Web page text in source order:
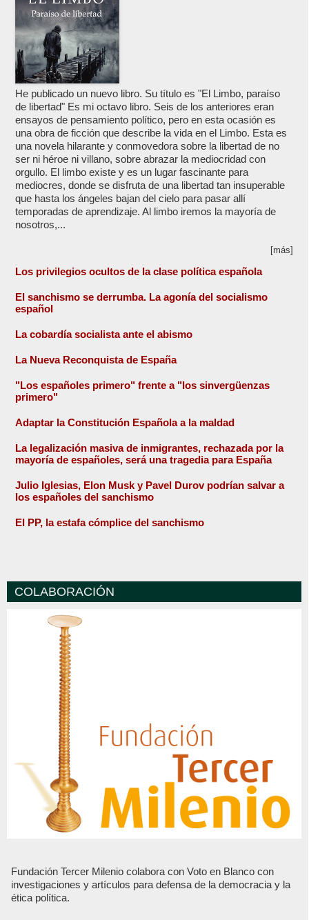
He publicado un nuevo libro. Su título es "El Limbo, paraíso
de libertad" Es mi octavo libro. Seis de los anteriores eran
ensayos de pensamiento político, pero en esta ocasión es
una obra de ficción que describe la vida en el Limbo. Esta es
una novela hilarante y conmovedora sobre la libertad de no
ser ni héroe ni villano, sobre abrazar la mediocridad con
orgullo. El limbo existe y es un lugar fascinante para
mediocres, donde se disfruta de una libertad tan insuperable
que hasta los ángeles bajan del cielo para pasar allí
temporadas de aprendizaje. Al limbo iremos la mayoría de
nosotros,...
[más]
Los privilegios ocultos de la clase política española
El sanchismo se derrumba. La agonía del socialismo
español
La cobardía socialista ante el abismo
La Nueva Reconquista de España
"Los españoles primero" frente a "los sinvergüenzas
primero"
Adaptar la Constitución Española a la maldad
La legalización masiva de inmigrantes, rechazada por la
mayoría de españoles, será una tragedia para España
Julio Iglesias, Elon Musk y Pavel Durov podrían salvar a
los españoles del sanchismo
El PP, la estafa cómplice del sanchismo
COLABORACIÓN
Fundación Tercer Milenio colabora con Voto en Blanco con
investigaciones y artículos para defensa de la democracia y la
ética política.